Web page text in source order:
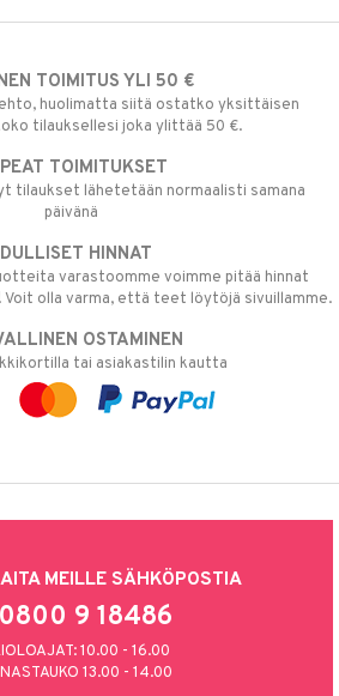
TOIMITUS YLI 50 €
huolimatta siitä ostatko yksittäisen
tilauksellesi joka ylittää 50 €.
TOIMITUKSET
tilaukset lähetetään normaalisti samana
päivänä
HINNAT
varastoomme voimme pitää hinnat
Voit olla varma, että teet löytöjä sivuillamme.
OSTAMINEN
tai asiakastilin kautta
MEILLE SÄHKÖPOSTIA
9 18486
10.00 - 16.00
13.00 - 14.00